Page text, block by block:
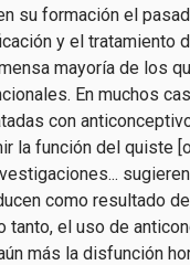
su formación el
y el tratamiento
mayoría de los
En muchos
con
la función del quiste
como resultado
tanto, el uso de
más la disfunción